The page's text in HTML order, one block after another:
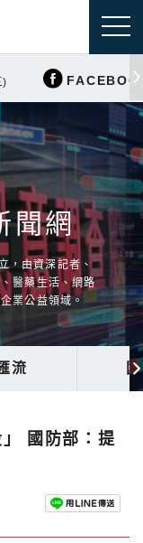
)
聞網
，由資深記者、
醫藥生活、網路
業公益領域。
流
國防部：提